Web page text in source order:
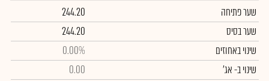
שער פתיחה
244.20
שער בסיס
244.20
שינוי באחוזים
0.00%
שינויב- אג'
0.00